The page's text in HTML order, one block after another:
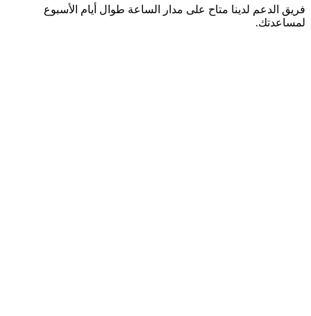
فريق الدعم لدينا متاح على مدار الساعة طوال أيام الأسبوع
لمساعدتك.